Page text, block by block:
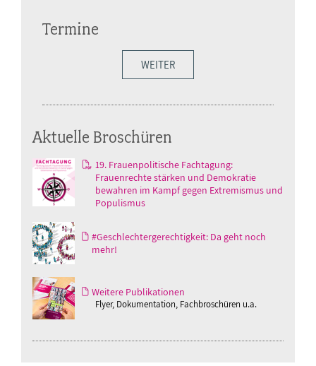
Termine
WEITER
Aktuelle Broschüren
19. Frauenpolitische Fachtagung:
Frauenrechte stärken und Demokratie
bewahren im Kampf gegen Extremismus und
Populismus
#Geschlechtergerechtigkeit: Da geht noch
mehr!
Weitere Publikationen
Flyer, Dokumentation, Fachbroschüren u.a.